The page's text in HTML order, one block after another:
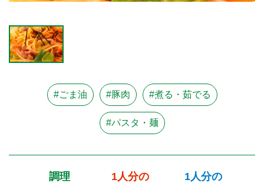
#ごま油 #豚肉 #煮る・茹でる
#パスタ・麺
調理
1人分の
1人分の